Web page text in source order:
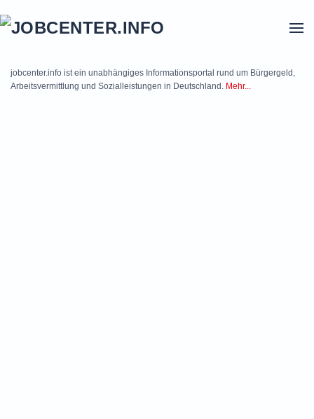
jobcenter.info ist ein unabhängiges Informationsportal rund um Bürgergeld,
Arbeitsvermittlung und Sozialleistungen in Deutschland. Mehr...